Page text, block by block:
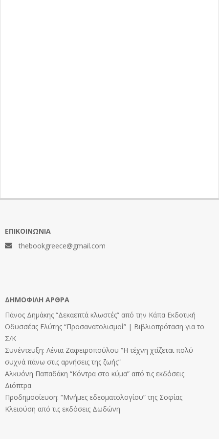
ΕΠΙΚΟΙΝΩΝΊΑ
thebookgreece@gmail.com
ΔΗΜΟΦΙΛΉ ΆΡΘΡΑ
Πάνος Δημάκης “Δεκαεπτά κλωστές” από την Κάπα Εκδοτική
Οδυσσέας Ελύτης “Προσανατολισμοί” | Βιβλιοπρόταση για το
Σ/Κ
Συνέντευξη: Λένια Ζαφειροπούλου “Η τέχνη χτίζεται πολύ
συχνά πάνω στις αρνήσεις της ζωής”
Αλκυόνη Παπαδάκη “Κόντρα στο κύμα” από τις εκδόσεις
Διόπτρα
Προδημοσίευση: “Μνήμες εδεσματολογίου” της Σοφίας
Κλειούση από τις εκδόσεις Δωδώνη